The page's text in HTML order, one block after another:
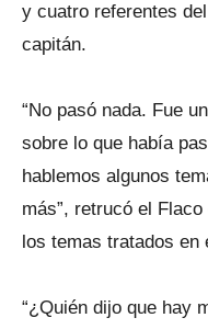
y cuatro referentes
capitán.
“No pasó nada. Fue
sobre lo que había
hablemos algunos
más”, retrucó el
los temas tratados en
“¿Quién dijo que hay